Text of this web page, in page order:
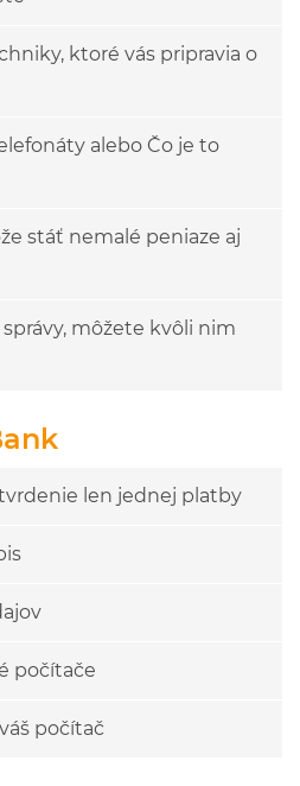
ktoré vás pripravia o
alebo Čo je to
stáť nemalé peniaze aj
správy, môžete kvôli nim
len jednej platby
počítače
počítač